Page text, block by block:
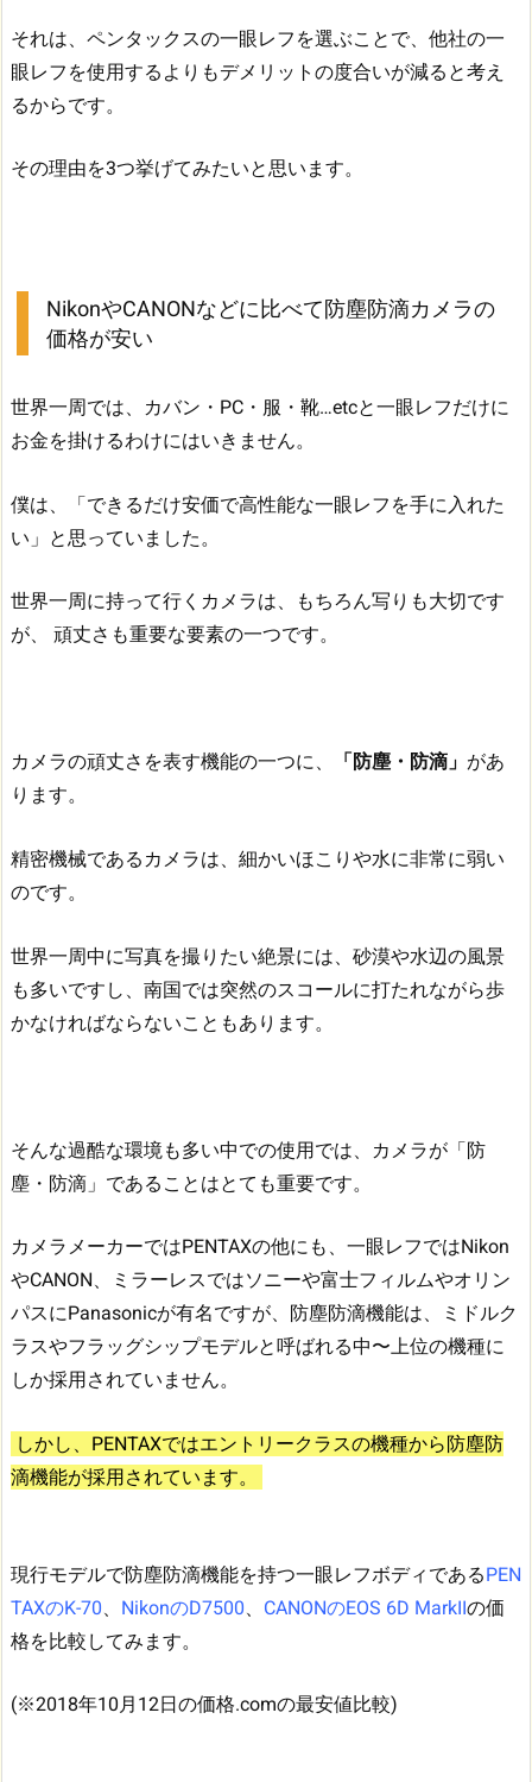
それは、ペンタックスの一眼レフを選ぶことで、他社の一
眼レフを使用するよりもデメリットの度合いが減ると考え
るからです。
その理由を3つ挙げてみたいと思います。
NikonやCANONなどに比べて防塵防滴カメラの
価格が安い
世界一周では、カバン・PC・服・靴…etcと一眼レフだけに
お金を掛けるわけにはいきません。
僕は、「できるだけ安価で高性能な一眼レフを手に入れた
い」と思っていました。
世界一周に持って行くカメラは、もちろん写りも大切です
が、 頑丈さも重要な要素の一つです。
カメラの頑丈さを表す機能の一つに、 「防塵・防滴」 があ
ります。
精密機械であるカメラは、細かいほこりや水に非常に弱い
のです。
世界一周中に写真を撮りたい絶景には、砂漠や水辺の風景
も多いですし、南国では突然のスコールに打たれながら歩
かなければならないこともあります。
そんな過酷な環境も多い中での使用では、カメラが「防
塵・防滴」であることはとても重要です。
カメラメーカーではPENTAXの他にも、一眼レフではNikon
やCANON、ミラーレスではソニーや富士フィルムやオリン
パスにPanasonicが有名ですが、防塵防滴機能は、ミドルク
ラスやフラッグシップモデルと呼ばれる中〜上位の機種に
しか採用されていません。
しかし、PENTAXではエントリークラスの機種から防塵防
滴機能が採用されています。
現行モデルで防塵防滴機能を持つ一眼レフボディであるPEN
TAXのK-70
NikonのD7500 CANONのEOS 6D MarkIIの価
格を比較してみます。
(※2018年10月12日の価格.comの最安値比較)